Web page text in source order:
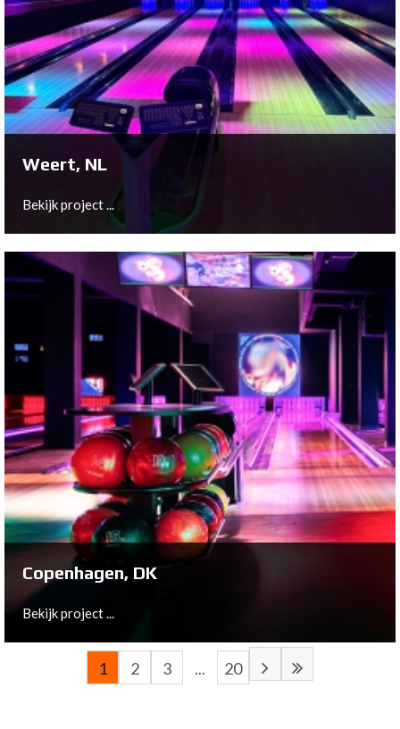
Eersel, NL
Bekijk project ...
Weert, NL
Bekijk project ...
Weert, NL
Bekijk project ...
Copenhagen, DK
Bekijk project ...
1 2 3 ... 20